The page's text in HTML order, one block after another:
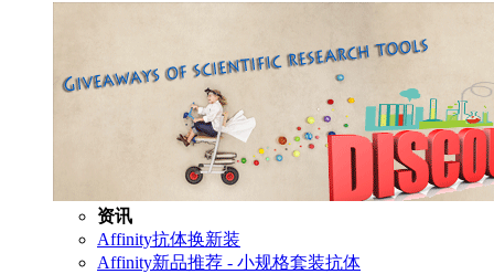
资讯
Affinity抗体换新装
Affinity新品推荐 - 小规格套装抗体